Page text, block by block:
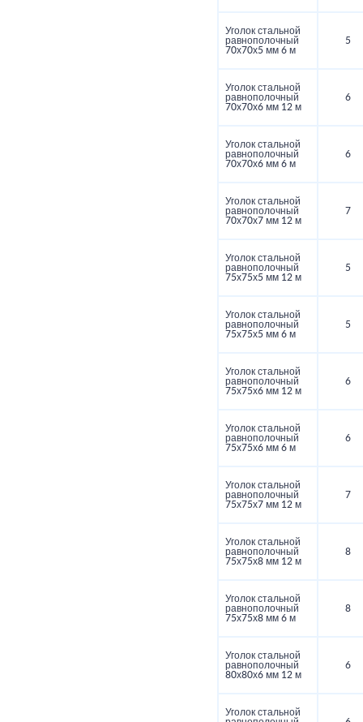
Уголок стальной
равнополочный
70х70х5 мм 6 м
5
Уголок стальной
равнополочный
70х70х6 мм 12 м
6
Уголок стальной
равнополочный
70х70х6 мм 6 м
6
Уголок стальной
равнополочный
70х70х7 мм 12 м
7
Уголок стальной
равнополочный
75х75х5 мм 12 м
5
Уголок стальной
равнополочный
75х75х5 мм 6 м
5
Уголок стальной
равнополочный
75х75х6 мм 12 м
6
Уголок стальной
равнополочный
75х75х6 мм 6 м
6
Уголок стальной
равнополочный
75х75х7 мм 12 м
7
Уголок стальной
равнополочный
75х75х8 мм 12 м
8
Уголок стальной
равнополочный
75х75х8 мм 6 м
8
Уголок стальной
равнополочный
80х80х6 мм 12 м
6
Уголок стальной